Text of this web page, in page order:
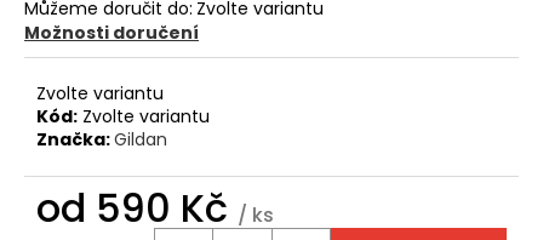
Můžeme doručit do: Zvolte variantu
Možnosti doručení
Zvolte variantu
Kód: Zvolte variantu
Značka:Gildan
od 590 Kč / ks
o
p
o
u
č
u
e